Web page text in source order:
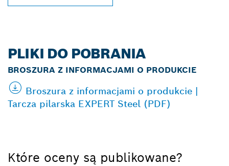
PLIKI DO POBRANIA
BROSZURA Z INFORMACJAMI O PRODUKCIE
Broszura z informacjami o produkcie |
Tarcza pilarska EXPERT Steel (PDF)
Które oceny są publikowane?